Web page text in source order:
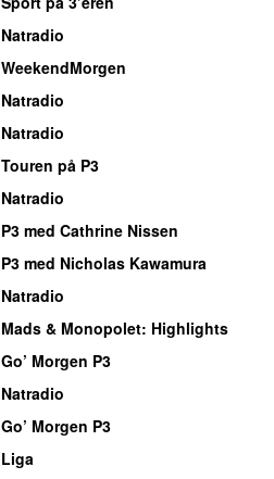
Natradio
WeekendMorgen
Natradio
Natradio
Touren på P3
Natradio
P3 med Cathrine Nissen
P3 med Nicholas Kawamura
Natradio
Mads & Monopolet: Highlights
Go’ Morgen P3
Natradio
Go’ Morgen P3
Liga